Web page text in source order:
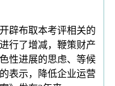
布取本考评相关的
行了增减，鞭策财产
性进展的思虑、等候
表示，降低企业运营